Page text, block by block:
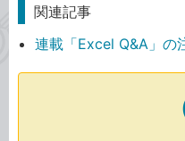
関連記事
連載「Excel Q&A」の